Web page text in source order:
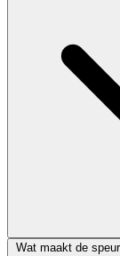
Wat maakt de